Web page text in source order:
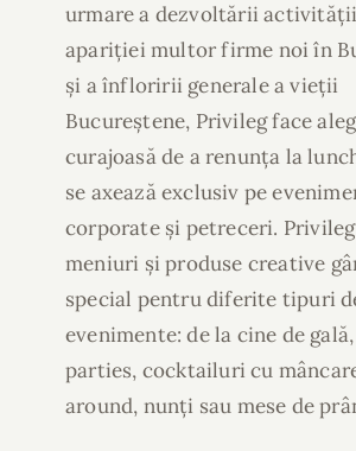
urmare a dezvoltării
apariției multor firme noi în
și a înfloririi generale a vieții
Bucureștene, Privileg face
curajoasă de a renunța la
se axează exclusiv pe
corporate și petreceri.
meniuri și produse creative
special pentru diferite tipuri
evenimente: de la cine de
parties, cocktailuri cu
around, nunți sau mese de